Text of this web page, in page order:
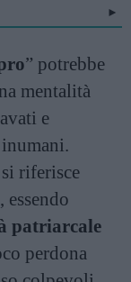
” potrebbe
mentalità
e
riferisce
patriarcale
perdona